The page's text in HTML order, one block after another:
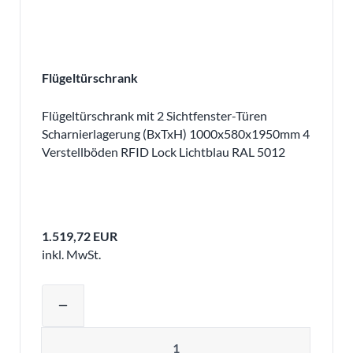
Flügeltürschrank
Flügeltürschrank mit 2 Sichtfenster-Türen
Scharnierlagerung (BxTxH) 1000x580x1950mm 4
Verstellböden RFID Lock Lichtblau RAL 5012
1.519,72 EUR
inkl. MwSt.
remove